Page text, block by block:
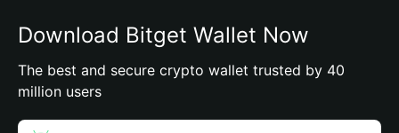
Download Bitget Wallet Now
The best and secure crypto wallet trusted by 40
million users